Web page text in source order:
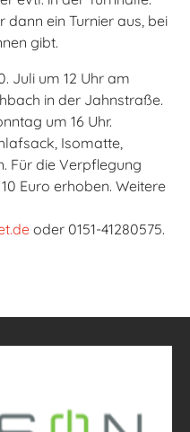
ein Turnier aus, bei
gibt.
Juli um 12 Uhr am
in der Jahnstraße.
um 16 Uhr.
Isomatte,
Für die Verpflegung
Euro erhoben. Weitere
oder 0151-41280575.